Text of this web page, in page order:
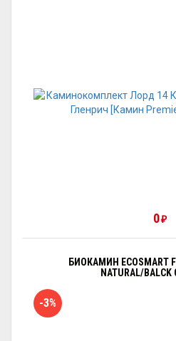
0 ₽
БИОКАМИН ECOSMART
NATURAL/BALCK
-3%